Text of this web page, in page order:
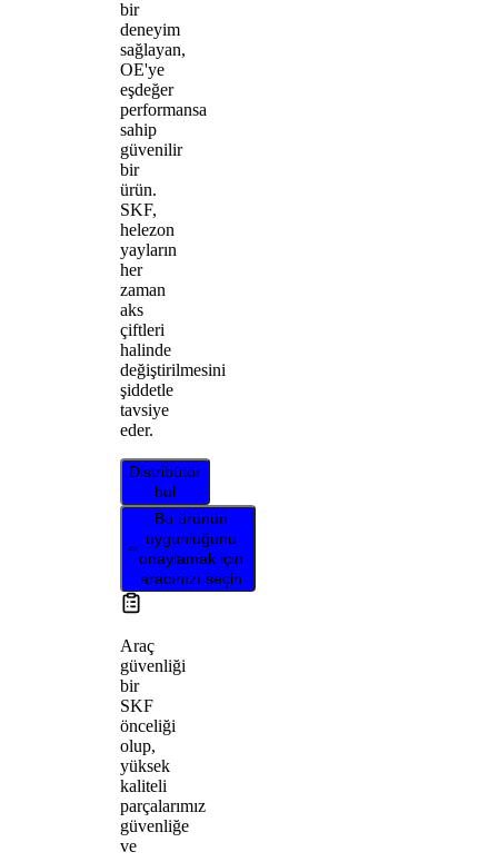
bir
deneyim
sağlayan,
OE'ye
eşdeğer
performansa
sahip
güvenilir
bir
ürün.
SKF,
helezon
yayların
her
zaman
aks
çiftleri
halinde
değiştirilmesini
şiddetle
tavsiye
eder.
Distribütör
bul
Bu ürünün
uygunluğunu
onaylamak için
aracınızı seçin
Araç
güvenliği
bir
SKF
önceliği
olup,
yüksek
kaliteli
parçalarımız
güvenliğe
ve